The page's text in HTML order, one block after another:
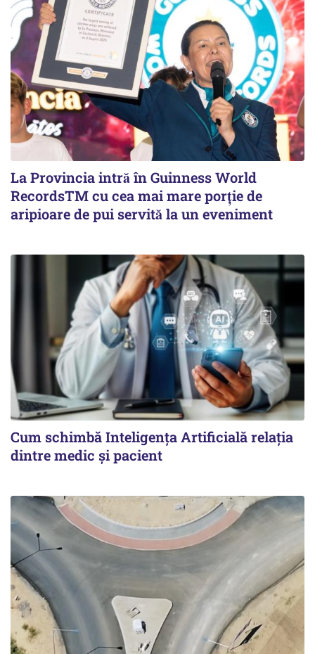
La Provincia intră în Guinness World
RecordsTM cu cea mai mare porție de
aripioare de pui servită la un eveniment
Cum schimbă Inteligența Artificială relația
dintre medic și pacient